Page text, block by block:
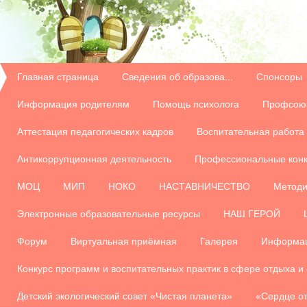
Главная страница Сведения об образова... Спонсоры
Информация родителям Помощь психолога
Аттестация педагогических кадров Воспитательная работа
Антикоррупционная деятельность Профессиональные
МОЦ МИП НОКО НАСТАВНИЧЕСТВО
Электронные образовательные ресурсы НАШ ГЕРОЙ
Форум Виртуальная приёмная Галерея
Конкурс программ и воспитательных практик в сфере отдыха
Детский экологический совет «Чистая планета» «Сердце